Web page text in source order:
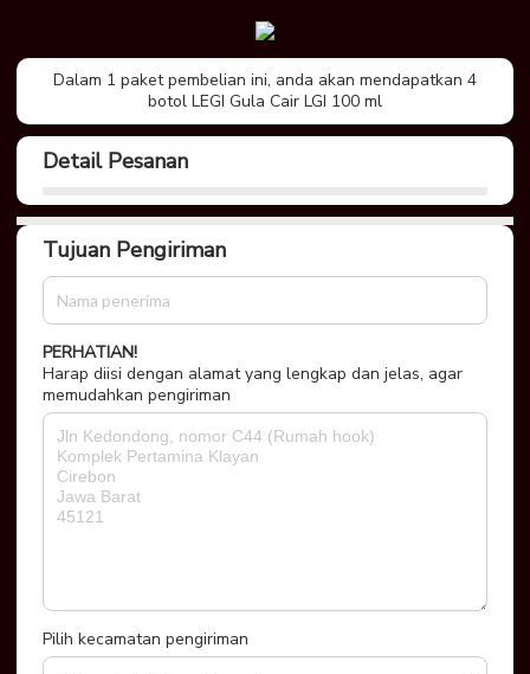
Dalam 1 paket pembelian ini, anda akan mendapatkan 4
botol LEGI Gula Cair LGI 100 ml
Detail Pesanan
Tujuan Pengiriman
PERHATIAN!
Harap diisi dengan alamat yang lengkap dan jelas, agar
memudahkan pengiriman
Pilih kecamatan pengiriman